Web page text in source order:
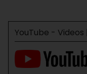
YouTube -